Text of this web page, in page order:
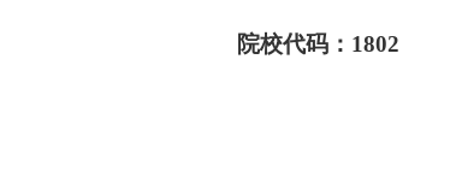
院校代码： 1802